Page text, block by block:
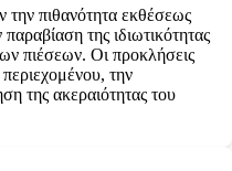
την πιθανότητα εκθέσεως
της ιδιωτικότητας
πιέσεων. Οι προκλήσεις
την
της ακεραιότητας του